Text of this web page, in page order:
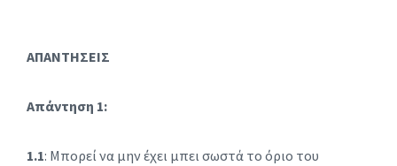
ΑΠΑΝΤΗΣΕΙΣ
Απάντηση 1:
1.1: Μπορεί να μην έχει μπει σωστά το όριο του